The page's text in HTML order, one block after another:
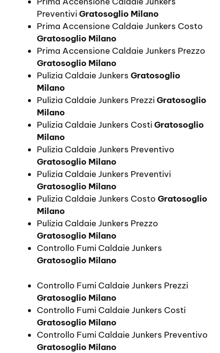
PreventiviGratosoglio Milano
Prima Accensione Caldaie Junkers Costo
Gratosoglio Milano
Prima Accensione Caldaie Junkers Prezzo
Gratosoglio Milano
Pulizia Caldaie Junkers Gratosoglio
Milano
Pulizia Caldaie Junkers PrezziGratosoglio
Milano
Pulizia Caldaie Junkers CostiGratosoglio
Milano
Pulizia Caldaie Junkers Preventivo
Gratosoglio Milano
Pulizia Caldaie Junkers Preventivi
Gratosoglio Milano
Pulizia Caldaie Junkers Costo Gratosoglio
Milano
Pulizia Caldaie Junkers Prezzo
Gratosoglio Milano
Controllo Fumi Caldaie Junkers
Gratosoglio Milano
Controllo Fumi Caldaie Junkers Prezzi
Gratosoglio Milano
Controllo Fumi Caldaie Junkers Costi
Gratosoglio Milano
Controllo Fumi Caldaie Junkers Preventivo
Gratosoglio Milano